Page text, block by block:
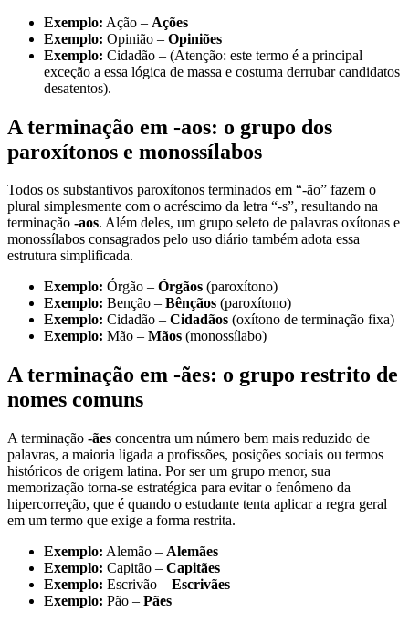
Exemplo: Ação – Ações
Exemplo: Opinião – Opiniões
Exemplo: Cidadão – (Atenção: este termo é a principal
exceção a essa lógica de massa e costuma derrubar candidatos
desatentos).
A terminação em -aos: o grupo dos
paroxítonos e monossílabos
Todos os substantivos paroxítonos terminados em “-ão” fazem o
plural simplesmente com o acréscimo da letra “-s”, resultando na
terminação -aos. Além deles, um grupo seleto de palavras oxítonas e
monossílabos consagrados pelo uso diário também adota essa
estrutura simplificada.
Exemplo: Órgão – Órgãos (paroxítono)
Exemplo: Benção – Bênçãos (paroxítono)
Exemplo: Cidadão – Cidadãos (oxítono de terminação fixa)
Exemplo: Mão – Mãos (monossílabo)
A terminação em -ães: o grupo restrito de
nomes comuns
A terminação -ães concentra um número bem mais reduzido de
palavras, a maioria ligada a profissões, posições sociais ou termos
históricos de origem latina. Por ser um grupo menor, sua
memorização torna-se estratégica para evitar o fenômeno da
hipercorreção, que é quando o estudante tenta aplicar a regra geral
em um termo que exige a forma restrita.
Exemplo: Alemão – Alemães
Exemplo: Capitão – Capitães
Exemplo: Escrivão – Escrivães
Exemplo: Pão – Pães